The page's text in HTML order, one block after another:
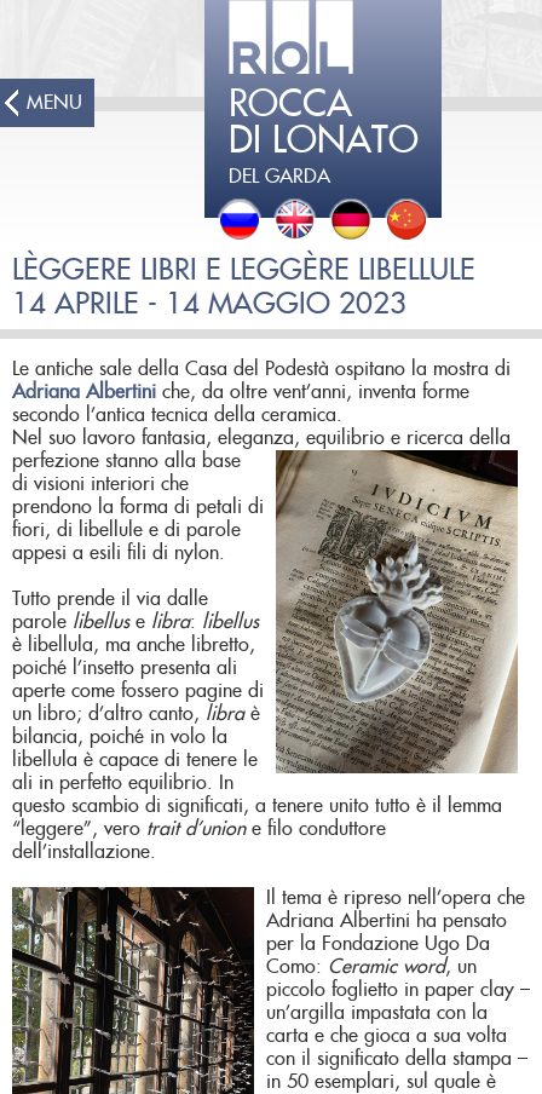
ROCCA
DI LONATO
DEL GARDA
MENU
LÈGGERE LIBRI E LEGGÈRE LIBELLULE
14 APRILE - 14 MAGGIO 2023
Le antiche sale della Casa del Podestà ospitano la mostra di
Adriana Albertini che, da oltre vent’anni, inventa forme
secondo l’antica tecnica della ceramica.
Nel suo lavoro fantasia, eleganza, equilibrio e ricerca della
perfezione stanno alla base
di visioni interiori che
prendono la forma di petali di
fiori, di libellule e di parole
appesi a esili fili di nylon.
Tutto prende il via dalle
parole libelluse libra: libellus
è libellula, ma anche libretto,
poiché l’insetto presenta ali
aperte come fossero pagine di
un libro; d’altro canto, libraè
bilancia, poiché in volo la
libellula è capace di tenere le
ali in perfetto equilibrio. In
questo scambio di significati, a tenere unito tutto è il lemma
“leggere”, vero trait d’unione filo conduttore
dell’installazione.
Il tema è ripreso nell’opera che
Adriana Albertini ha pensato
per la Fondazione Ugo Da
Como: Ceramic word, un
piccolo foglietto in paper clay –
un’argilla impastata con la
carta e che gioca a sua volta
con il significato della stampa –
in 50 esemplari, sul quale è